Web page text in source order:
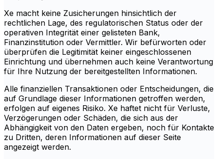
Xe macht keine Zusicherungen hinsichtlich der
rechtlichen Lage, des regulatorischen Status oder der
operativen Integrität einer gelisteten Bank,
Finanzinstitution oder Vermittler. Wir befürworten oder
überprüfen die Legitimität keiner eingeschlossenen
Einrichtung und übernehmen auch keine Verantwortung
für Ihre Nutzung der bereitgestellten Informationen.
Alle finanziellen Transaktionen oder Entscheidungen, die
auf Grundlage dieser Informationen getroffen werden,
erfolgen auf eigenes Risiko. Xe haftet nicht für Verluste,
Verzögerungen oder Schäden, die sich aus der
Abhängigkeit von den Daten ergeben, noch für Kontakte
zu Dritten, deren Informationen auf dieser Seite
angezeigt werden.